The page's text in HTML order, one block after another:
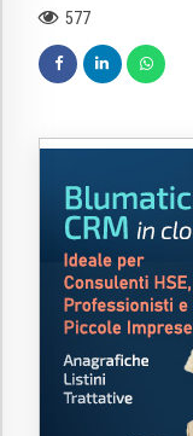
577